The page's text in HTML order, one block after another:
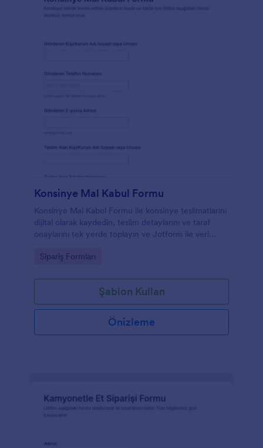
Konsinye Mal Kabul Formu
Konsinye Mal Kabul Formu ile konsinye teslimatlarını
dijital olarak kaydedin, teslim detaylarını ve taraf
onaylarını tek yerde toplayın ve Jotform ile veri
Go to Category:
Sipariş Formları
Şablon Kullan
Önizleme